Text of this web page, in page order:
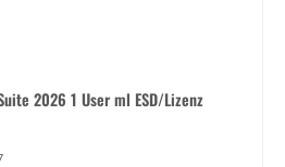
2026 1 User ml ESD/Lizenz